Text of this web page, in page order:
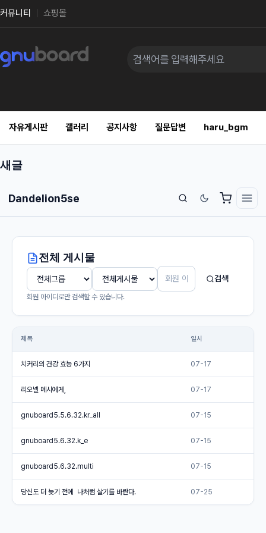
커뮤니티 쇼핑몰
자유게시판 갤러리 공지사항 질문답변 haru_bgm
새글
Dandelion5se
전체 게시물
검색
회원 아이디로만 검색할 수 있습니다.
제목 일시
치커리의 건강 효능 6가지 07-17
리오넬 메시에게, 07-17
gnuboard5.5.6.32.kr_all 07-15
gnuboard5.6.32.k_e 07-15
gnuboard5.6.32.multi 07-15
당신도 더 늦기 전에 나처럼 살기를 바란다. 07-25
회사소개
사이트 정보